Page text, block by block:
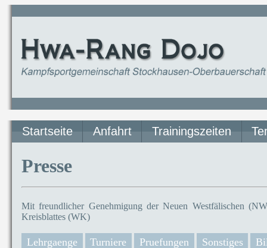
Startseite Anfahrt Trainingszeiten
Presse
Mit freundlicher Genehmigung der Neuen Westfälischen
Kreisblattes (WK)
Lehrgaenge Turniere Pruefungen Sonstiges